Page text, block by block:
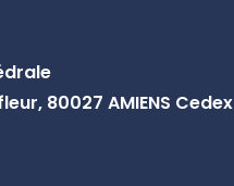
80027 AMIENS Cedex